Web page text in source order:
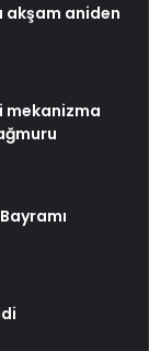
akşam aniden
mekanizma